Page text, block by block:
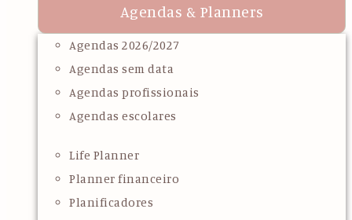
Agendas & Planners
Agendas 2026/2027
Agendas sem data
Agendas profissionais
Agendas escolares
Life Planner
Planner financeiro
Planificadores